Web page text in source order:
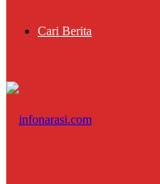
Cari Berita